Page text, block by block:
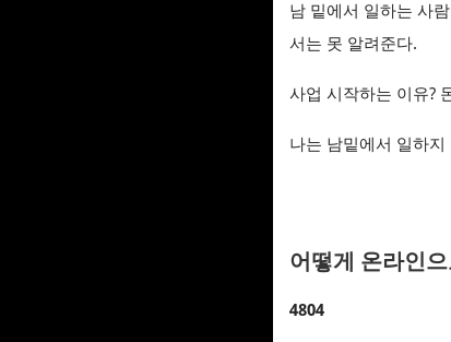
남 밑에서 일하는 사
서는 못 알려준다.
사업 시작하는 이유?
나는 남밑에서 일하
어떻게 온라인
4804